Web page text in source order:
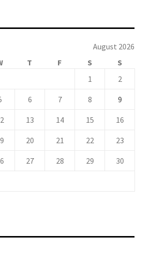
August 2026
T F S
S
1
2
6 7 8 9
13 14 15 16
20 21 22 23
27 28 29 30